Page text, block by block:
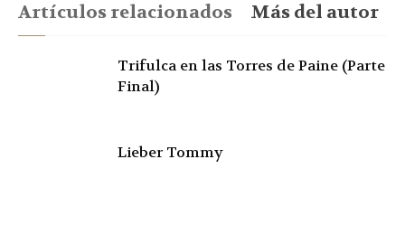
Artículos relacionados Más del autor
Trifulca en las Torres de Paine (Parte
Final)
Lieber Tommy